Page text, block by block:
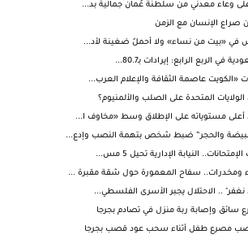
وعاء معدني من سلطنة عُمان جمالية بد...
صراع الإنسان مع الزمن
في «بيت من نساء» ولا أحملُ ضغينة لأد...
في الربع الرابع: إيرادات بـ80.7...
«الكويت عاصمة الثقافة والإعلام العرب...
المتحدة على الصلب والألمنيوم؟
مستوياته على الإطلاق وسط «مخاوف ا...
والحجر” ضبط شخص بتهمة النصب وإدع...
النيابة الإدارية تحيل 5 مس...
ومخدرات.. سفاح المعمورة حول شقة مقبرة ...
.. الاحتلال يجبر الأسرى الفلسطي...
وإصابة ربة منزل في تصادم بجرجا
مصرع طفل أثناء سحب عود قصب بجرجا